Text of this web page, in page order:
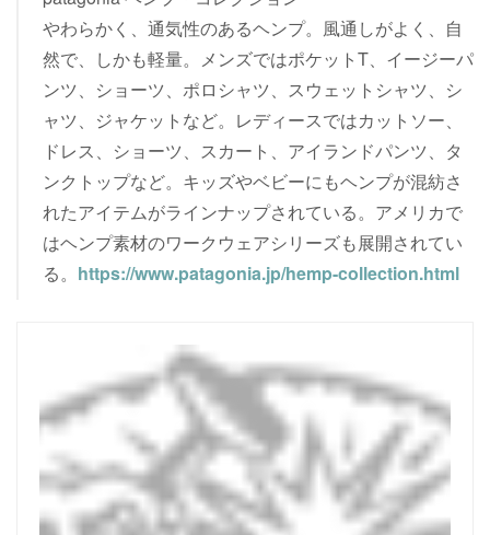
やわらかく、通気性のあるヘンプ。風通しがよく、自
然で、しかも軽量。メンズではポケットT、イージーパ
ンツ、ショーツ、ポロシャツ、スウェットシャツ、シ
ャツ、ジャケットなど。レディースではカットソー、
ドレス、ショーツ、スカート、アイランドパンツ、タ
ンクトップなど。キッズやベビーにもヘンプが混紡さ
れたアイテムがラインナップされている。アメリカで
はヘンプ素材のワークウェアシリーズも展開されてい
る。 https://www.patagonia.jp/hemp-collection.html